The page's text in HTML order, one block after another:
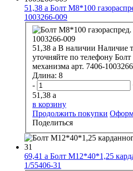
51,38 a Болт М8*100
1003266-009
51,38 a В наличии Наличие
уточняйте по телефону Болт
механизма арт. 7406-
Длина: 8
-
51,38 a
в корзину
Продолжить покупки
Поделиться
69,41 a Болт М12*40*1,25
1/55406-31